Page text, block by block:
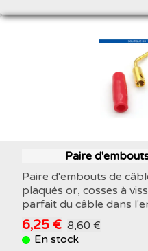
Paire
Paire d'embouts de
plaqués or, cosses à
parfait du câble dans
6,25 € 8,60 €
En stock